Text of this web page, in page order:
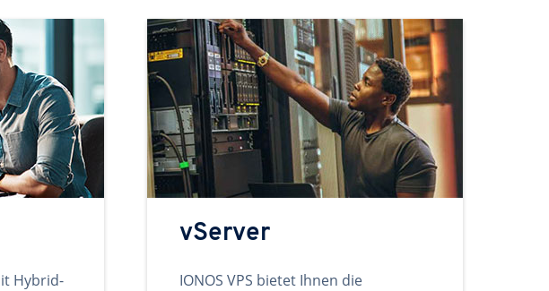
Hybrid-
vServer
IONOS VPS bietet Ihnen die